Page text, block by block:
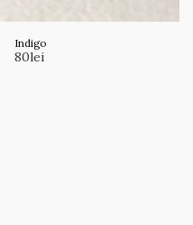
Indigo
80lei